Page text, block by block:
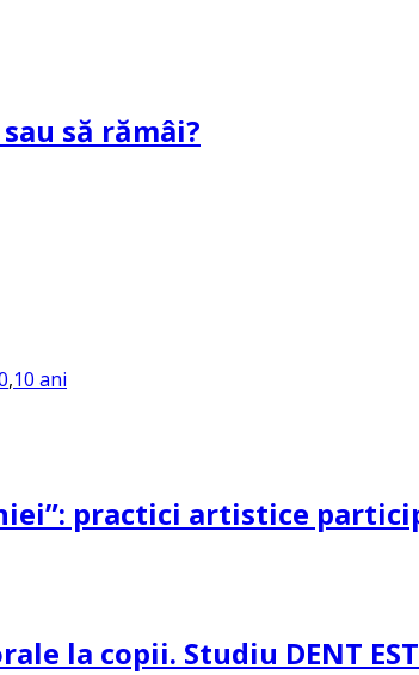
să rămâi?
,10 ani
practici artistice
la copii. Studiu DENT